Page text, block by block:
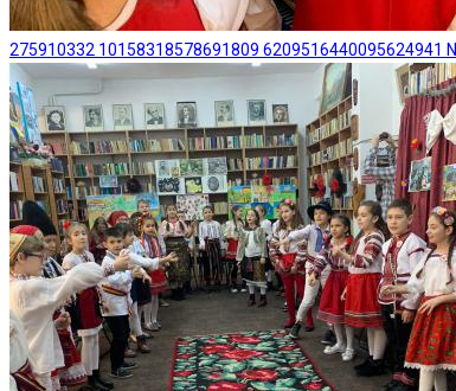
275910332 10158318578691809 6209516440095624941 N